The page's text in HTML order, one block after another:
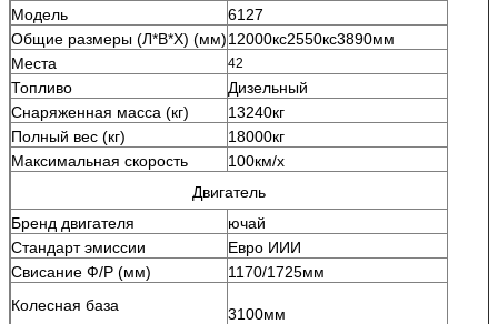
Модель
6127
Общие размеры (Л*В*Х) (мм)12000кс2550кс3890мм
Места
42
Топливо
Дизельный
Снаряженная масса (кг)
13240кг
Полный вес (кг)
18000кг
Максимальная скорость
100км/х
Двигатель
Бренд двигателя
ючай
Стандарт эмиссии
Евро ИИИ
Свисание Ф/Р (мм)
1170/1725мм
Колесная база
3100мм